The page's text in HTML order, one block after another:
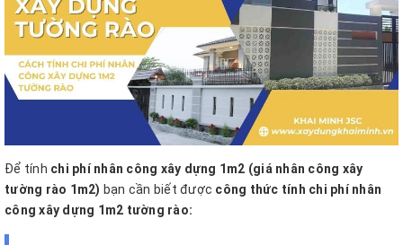
Để tính chi phí nhân công xây dựng 1m2 (giá nhân công xây
tường rào 1m2) bạn cần biết được công thức tính chi phí nhân
công xây dựng 1m2 tường rào: